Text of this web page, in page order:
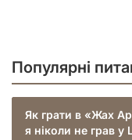
зіграти
чи то вдома, чи
загрози
Тематика Лавкрафта
безпорадності та
Аркгема. Лист
Популярні
Як грати в «Жах
я ніколи не грав у